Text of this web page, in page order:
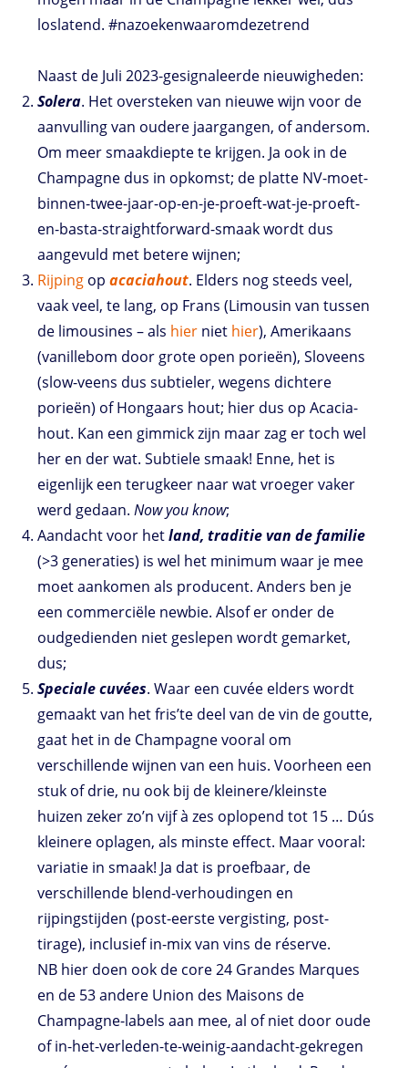
loslatend. #nazoekenwaaromdezetrend
Naast de Juli 2023-gesignaleerde nieuwigheden:
Solera. Het oversteken van nieuwe wijn voor de
aanvulling van oudere jaargangen, of andersom.
Om meer smaakdiepte te krijgen. Ja ook in de
Champagne dus in opkomst; de platte NV-moet-
binnen-twee-jaar-op-en-je-proeft-wat-je-proeft-
en-basta-straightforward-smaak wordt dus
aangevuld met betere wijnen;
Rijping op acaciahout. Elders nog steeds veel,
vaak veel, te lang, op Frans (Limousin van tussen
de limousines – als hier niet hier), Amerikaans
(vanillebom door grote open porieën), Sloveens
(slow-veens dus subtieler, wegens dichtere
porieën) of Hongaars hout; hier dus op Acacia-
hout. Kan een gimmick zijn maar zag er toch wel
her en der wat. Subtiele smaak! Enne, het is
eigenlijk een terugkeer naar wat vroeger vaker
werd gedaan. Now you know;
Aandacht voor hetland, traditie van de familie
(>3 generaties) is wel het minimum waar je mee
moet aankomen als producent. Anders ben je
een commerciële newbie. Alsof er onder de
oudgedienden niet geslepen wordt gemarket,
dus;
Speciale cuvées. Waar een cuvée elders wordt
gemaakt van het fris’te deel van de vin de goutte,
gaat het in de Champagne vooral om
verschillende wijnen van een huis. Voorheen een
stuk of drie, nu ook bij de kleinere/kleinste
huizen zeker zo’n vijf à zes oplopend tot 15 … Dús
kleinere oplagen, als minste effect. Maar vooral:
variatie in smaak! Ja dat is proefbaar, de
verschillende blend-verhoudingen en
rijpingstijden (post-eerste vergisting, post-
tirage), inclusief in-mix van vins de réserve.
NB hier doen ook de core 24 Grandes Marques
en de 53 andere Union des Maisons de
Champagne-labels aan mee, al of niet door oude
of in-het-verleden-te-weinig-aandacht-gekregen